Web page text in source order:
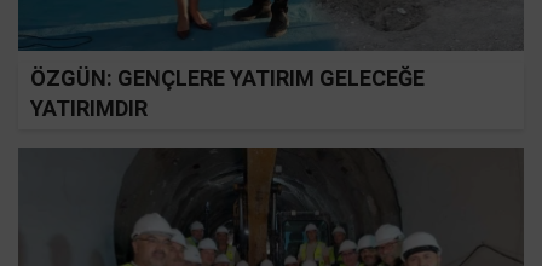
ÖZGÜN: GENÇLERE YATIRIM GELECEĞE
YATIRIMDIR